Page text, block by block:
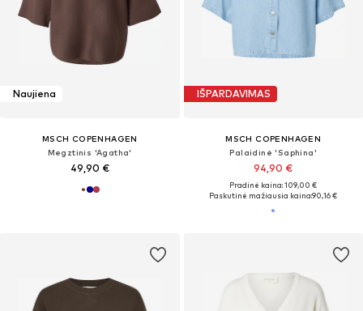
Naujiena
MSCH COPENHAGEN
Megztinis 'Agatha'
49,90 €
IŠPARDAVIMAS
MSCH COPENHAGEN
Palaidinė 'Saphina'
94,90 €
Pradinė kaina: 109,00 €
Paskutinė mažiausia kaina:90,16 €